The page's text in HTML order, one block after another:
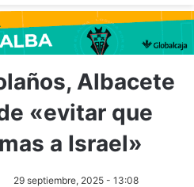
Albacete
«evitar que
a Israel»
29 septiembre, 2025 - 13:08